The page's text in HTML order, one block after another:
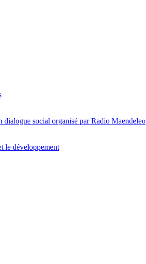
dialogue social organisé par Radio Maendeleo
le développement